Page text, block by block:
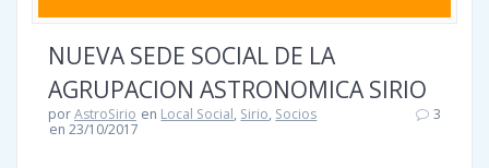
NUEVA SEDE SOCIAL DE LA
AGRUPACION ASTRONOMICA SIRIO
porAstroSirio en Local Social, Sirio, Socios
en 23/10/2017
3